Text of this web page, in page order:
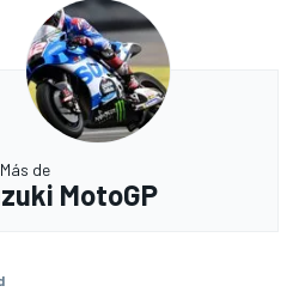
Más de
MotoGP